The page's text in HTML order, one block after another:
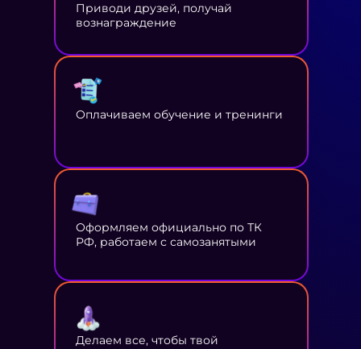
Приводи друзей, получай
вознаграждение
Оплачиваем обучение и тренинги
Оформляем официально по ТК
РФ, работаем с самозанятыми
Делаем все, чтобы твой